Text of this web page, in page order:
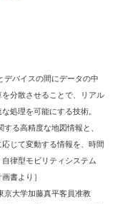
バイスの間にデータの中
分散させることで、リアル
処理を可能にする技術。
る高精度な地図情報と、
じて変動する情報を、時間
律型モビリティシステム
書より］
京大学加藤真平客員准教